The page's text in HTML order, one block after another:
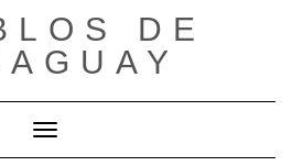
DE
Cambiar modo de navegación